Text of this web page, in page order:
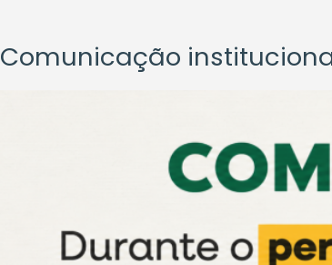
Comunicação